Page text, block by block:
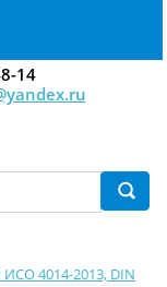
14
ИСО 4014-2013, DIN